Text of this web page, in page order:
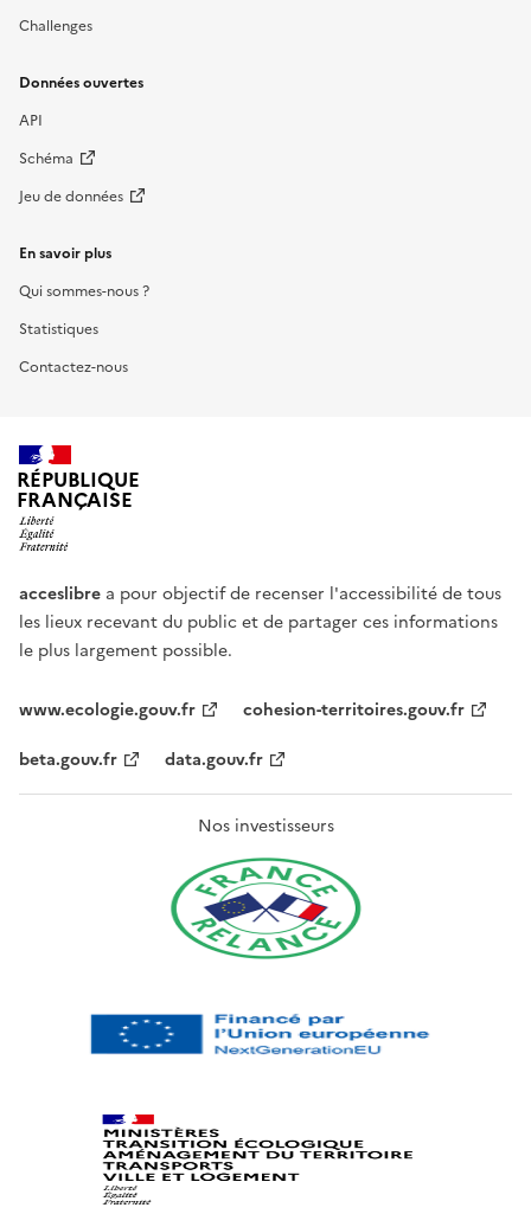
Challenges
Données ouvertes
API
Schéma
Jeu de données
En savoir plus
Qui sommes-nous ?
Statistiques
Contactez-nous
RÉPUBLIQUE
FRANÇAISE
acceslibre a pour objectif de recenser l'accessibilité de tous
les lieux recevant du public et de partager ces informations
le plus largement possible.
www.ecologie.gouv.fr
cohesion-territoires.gouv.fr
beta.gouv.fr
data.gouv.fr
Nos investisseurs